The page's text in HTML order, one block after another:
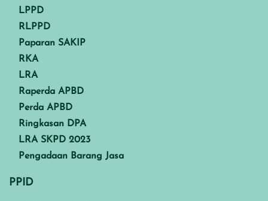
LPPD
RLPPD
Paparan SAKIP
RKA
LRA
Raperda APBD
Perda APBD
Ringkasan DPA
LRA SKPD 2023
Pengadaan Barang Jasa
PPID